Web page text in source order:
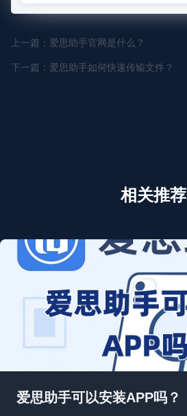
上一篇：爱思助手官网是什么？
下一篇：爱思助手如何快速传输文件？
相关推荐
爱思助手可以安装APP吗？